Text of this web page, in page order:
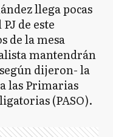
llega pocas
de este
de la mesa
mantendrán
dijeron- la
las Primarias
(PASO).